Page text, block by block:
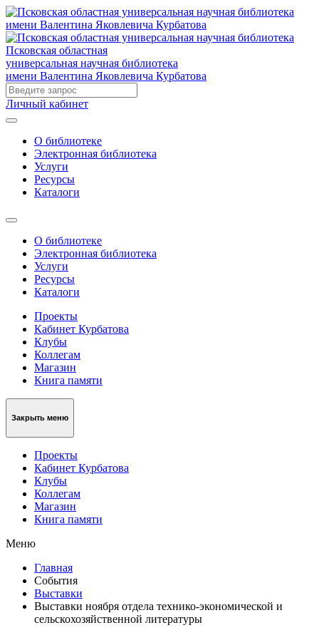
Псковская областная
универсальная научная библиотека
имени Валентина Яковлевича Курбатова
Личный кабинет
О библиотеке
Электронная библиотека
Услуги
Ресурсы
Каталоги
О библиотеке
Электронная библиотека
Услуги
Ресурсы
Каталоги
Проекты
Кабинет Курбатова
Клубы
Коллегам
Магазин
Книга памяти
Закрыть меню
Проекты
Кабинет Курбатова
Клубы
Коллегам
Магазин
Книга памяти
Меню
Главная
События
Выставки
Выставки ноября отдела технико-экономической и
сельскохозяйственной литературы